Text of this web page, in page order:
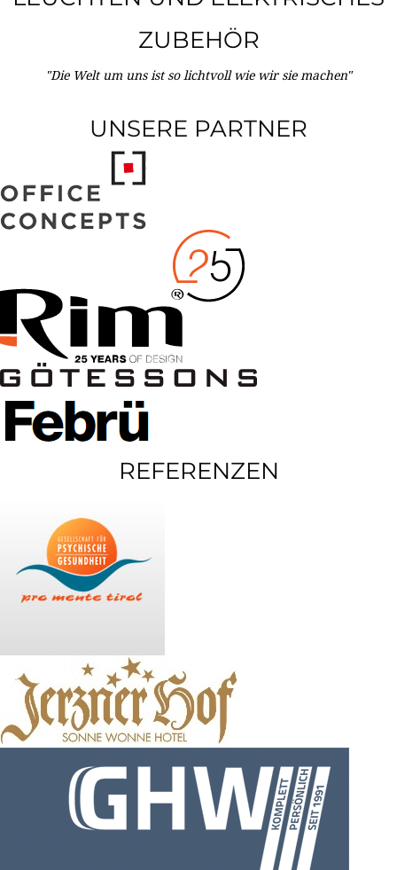
ZUBEHÖR
"Die Welt um uns ist so lichtvoll wie wir sie machen"
UNSERE PARTNER
REFERENZEN